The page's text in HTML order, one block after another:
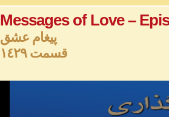
Messages of Love –
پیغام عشق
قسمت ١٤٢٩